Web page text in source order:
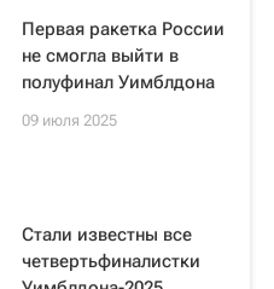
Первая ракетка России
не смогла выйти в
полуфинал Уимблдона
09 июля 2025
Стали известны все
четвертьфиналистки